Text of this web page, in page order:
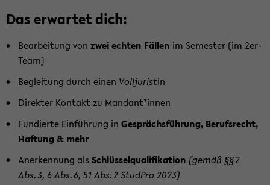
Das er­war­tet dich:
Be­ar­bei­tung von zwei ech­ten Fäl­len im Se­mes­ter (im 2er-​
Team)
Be­glei­tung durch einen Voll­ju­ristin
Di­rek­ter Kon­takt zu Man­dant*innen
Fun­dier­te Ein­füh­rung in Ge­sprächs­füh­rung, Be­rufs­recht,
Haf­tung & mehr
An­er­ken­nung als Schlüs­sel­qua­li­fi­ka­ti­on (gemäß §§ 2
Abs. 3, 6 Abs. 6, 51 Abs. 2 Stud­Pro 2023)